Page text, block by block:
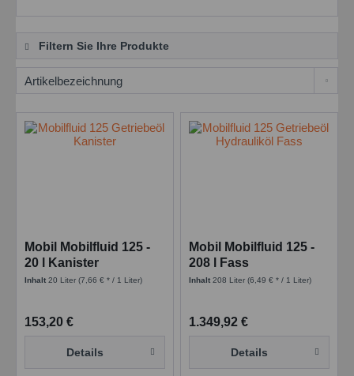
Filtern Sie Ihre Produkte
Mobil Mobilfluid 125 -
20 l Kanister
Inhalt20 Liter(7,66 € * / 1 Liter)
153,20 €
Details
Mobil Mobilfluid 125 -
208 l Fass
Inhalt208 Liter(6,49 € * / 1 Liter)
1.349,92 €
Details